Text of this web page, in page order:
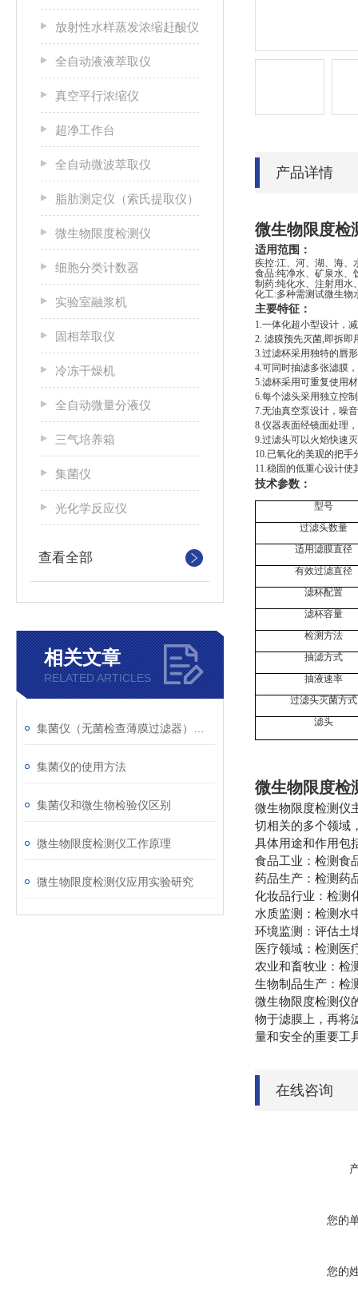
放射性水样蒸发浓缩赶酸仪
全自动液液萃取仪
真空平行浓缩仪
超净工作台
全自动微波萃取仪
脂肪测定仪（索氏提取仪）
微生物限度检测仪
细胞分类计数器
实验室融浆机
固相萃取仪
冷冻干燥机
全自动微量分液仪
三气培养箱
集菌仪
光化学反应仪
查看全部
相关文章
RELATED ARTICLES
集菌仪的使用方法
集菌仪和微生物检验仪区别
微生物限度检测仪工作原理
微生物限度检测仪应用实验研究
产品详情
微生物限度检
适用范围 ：
疾控:江、河、湖、海、
食品:纯净水、矿泉水、
制药:纯化水、注射用水
化工:多种需测试微生
主要特征 ：
1.一体化超小型设计，
2. 滤膜预先灭菌,即拆即
3.过滤杯采用独特的唇
4.可同时抽滤多张滤膜
5.滤杯采用可重复使用
6.每个滤头采用独立控
7.无油真空泵设计，噪
8.仪器表面经镜面处理
9.过滤头可以火焰快速
10.已氧化的美观的把
11.稳固的低重心设计
技术参数：
型号
过滤头数量
适用滤膜直径
有效过滤直径
滤杯配置
滤杯容量
检测方法
抽滤方式
抽液速率
过滤头灭菌方式
滤头
微生物限度检
微生物限度检测仪
切相关的多个领域
具体用途和作用包
食品工业：检测食
药品生产：检测药
化妆品行业：检测
水质监测：检测水
环境监测：评估土
医疗领域：检测医
农业和畜牧业：检
生物制品生产：检
微生物限度检测仪
物于滤膜上，再将
量和安全的重要工
在线咨询
您的
您的